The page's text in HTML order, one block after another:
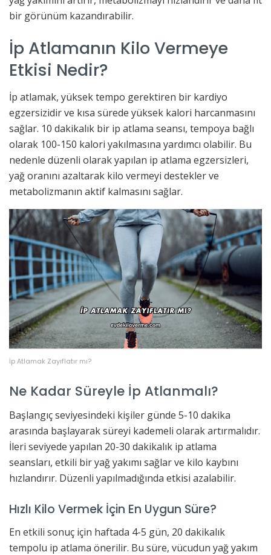
bir görünüm kazandırabilir.
İp Atlamanın Kilo Vermeye
Etkisi Nedir?
İp atlamak, yüksek tempo gerektiren bir kardiyo
egzersizidir ve kısa sürede yüksek kalori harcanmasını
sağlar. 10 dakikalık bir ip atlama seansı, tempoya bağlı
olarak 100-150 kalori yakılmasına yardımcı olabilir. Bu
nedenle düzenli olarak yapılan ip atlama egzersizleri,
yağ oranını azaltarak kilo vermeyi destekler ve
metabolizmanın aktif kalmasını sağlar.
İp Atlamak Zayıflatır mı?
Ne Kadar Süreyle İp Atlanmalı?
Başlangıç seviyesindeki kişiler günde 5-10 dakika
arasında başlayarak süreyi kademeli olarak artırmalıdır.
İleri seviyede yapılan 20-30 dakikalık ip atlama
seansları, etkili bir yağ yakımı sağlar ve kilo kaybını
hızlandırır. Düzenli yapılmadığında etkisi azalabilir.
Hızlı Kilo Vermek İçin En Uygun Süre?
En etkili sonuç için haftada 4-5 gün, 20 dakikalık
tempolu ip atlama önerilir. Bu süre, vücudun yağ yakım